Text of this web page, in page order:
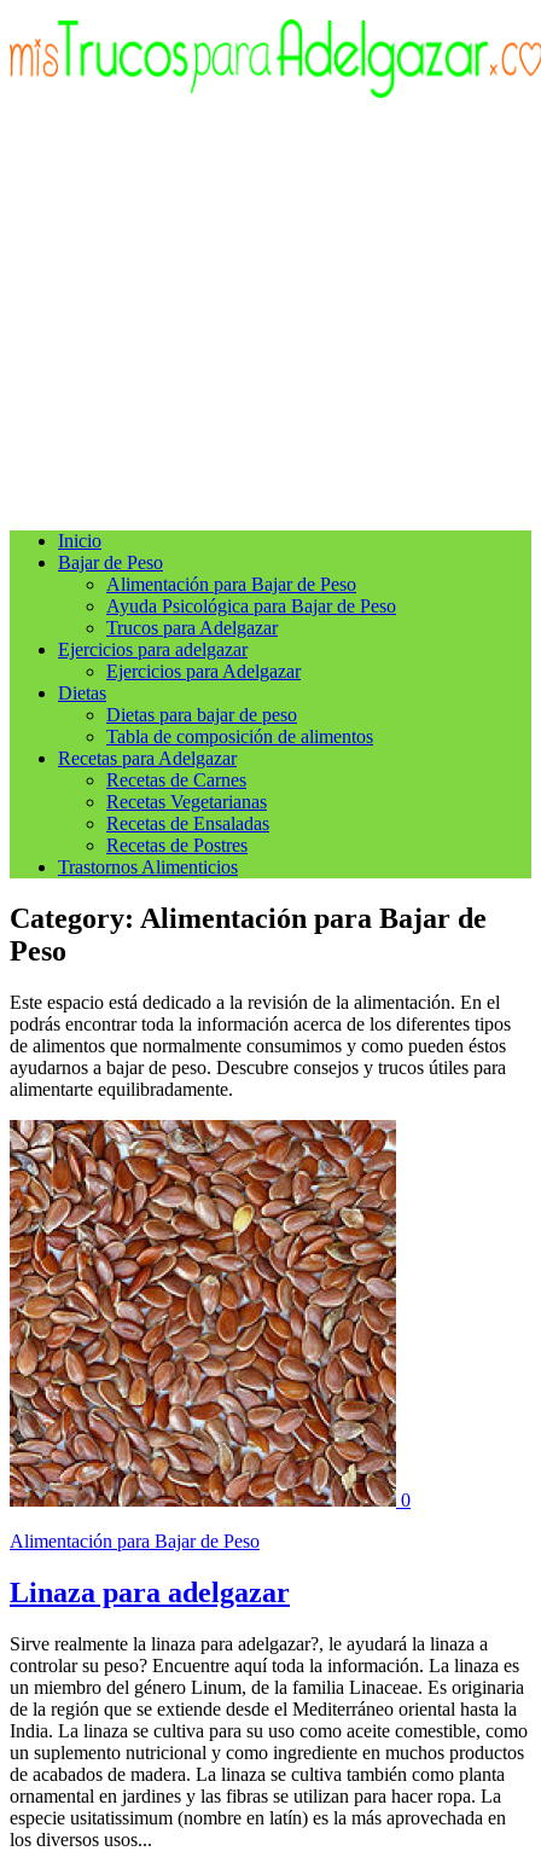
Inicio
Bajar de Peso
Alimentación para Bajar de Peso
Ayuda Psicológica para Bajar de Peso
Trucos para Adelgazar
Ejercicios para adelgazar
Ejercicios para Adelgazar
Dietas
Dietas para bajar de peso
Tabla de composición de alimentos
Recetas para Adelgazar
Recetas de Carnes
Recetas Vegetarianas
Recetas de Ensaladas
Recetas de Postres
Trastornos Alimenticios
Category: Alimentación para Bajar de
Peso
Este espacio está dedicado a la revisión de la alimentación. En el
podrás encontrar toda la información acerca de los diferentes tipos
de alimentos que normalmente consumimos y como pueden éstos
ayudarnos a bajar de peso. Descubre consejos y trucos útiles para
alimentarte equilibradamente.
0
Alimentación para Bajar de Peso
Linaza para adelgazar
Sirve realmente la linaza para adelgazar?, le ayudará la linaza a
controlar su peso? Encuentre aquí toda la información. La linaza es
un miembro del género Linum, de la familia Linaceae. Es originaria
de la región que se extiende desde el Mediterráneo oriental hasta la
India. La linaza se cultiva para su uso como aceite comestible, como
un suplemento nutricional y como ingrediente en muchos productos
de acabados de madera. La linaza se cultiva también como planta
ornamental en jardines y las fibras se utilizan para hacer ropa. La
especie usitatissimum (nombre en latín) es la más aprovechada en
los diversos usos...